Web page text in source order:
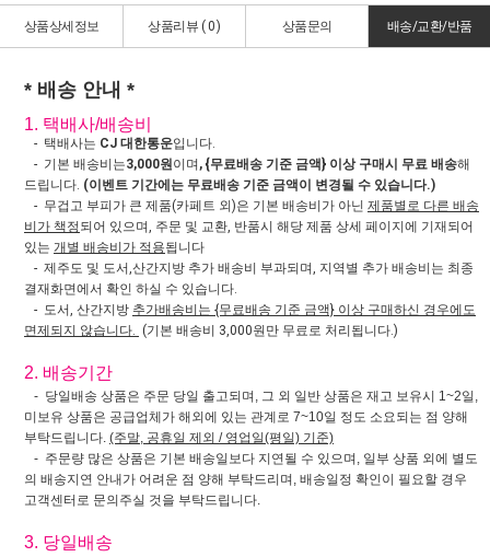
상품상세정보 상품리뷰 ( 0) 상품문의 배송/교환/반품
* 배송 안내 *
1. 택배사/배송비
- 택배사는 CJ 대한통운입니다.
- 기본 배송비는3,000원이며 , {무료배송 기준 금액} 이상 구매시 무료 배송해
드립니다. (이벤트 기간에는 무료배송 기준 금액이 변경될 수 있습니다.)
- 무겁고 부피가 큰 제품(카페트 외)은 기본 배송비가 아닌 제품별로 다른 배송
비가 책정되어 있으며, 주문 및 교환, 반품시 해당 제품 상세 페이지에 기재되어
있는 개별 배송비가 적용됩니다
- 제주도 및 도서,산간지방 추가 배송비 부과되며, 지역별 추가 배송비는 최종
결재화면에서 확인 하실 수 있습니다.
- 도서, 산간지방 추가배송비는 {무료배송 기준 금액} 이상 구매하신 경우에도
면제되지 않습니다. (기본 배송비 3,000원만 무료로 처리됩니다.)
2. 배송기간
- 당일배송 상품은 주문 당일 출고되며, 그 외 일반 상품은 재고 보유시 1~2일,
미보유 상품은 공급업체가 해외에 있는 관계로 7~10일 정도 소요되는 점 양해
부탁드립니다. (주말, 공휴일 제외 / 영업일(평일) 기준)
- 주문량 많은 상품은 기본 배송일보다 지연될 수 있으며, 일부 상품 외에 별도
의 배송지연 안내가 어려운 점 양해 부탁드리며, 배송일정 확인이 필요할 경우
고객센터로 문의주실 것을 부탁드립니다.
3. 당일배송